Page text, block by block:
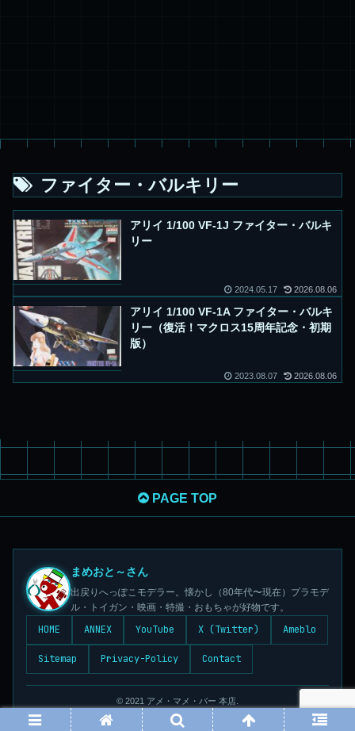
ファイター・バルキリー
アリイ 1/100 VF-1J ファイター・バルキ
リー
2024.05.17 2026.08.06
アリイ 1/100 VF-1A ファイター・バルキ
リー（復活！マクロス15周年記念・初期
版）
2023.08.07 2026.08.06
PAGE TOP
まめおと～さん
出戻りへっぽこモデラー。懐かし（80年代〜現在）プラモデ
ル・トイガン・映画・特撮・おもちゃが好物です。
HOME ANNEX YouTube X (Twitter) Ameblo
Sitemap Privacy-Policy Contact
© 2021 アメ・マメ・バー 本店.